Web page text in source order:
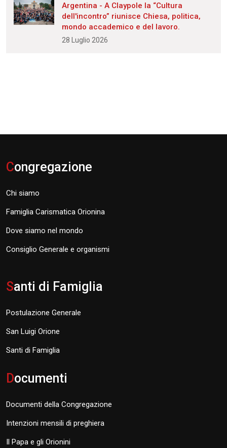
Argentina - A Claypole la “Cultura
dell'incontro” riunisce Chiesa, politica,
mondo accademico e del lavoro.
28 Luglio 2026
Congregazione
Chi siamo
Famiglia Carismatica Orionina
Dove siamo nel mondo
Consiglio Generale e organismi
Santi di Famiglia
Postulazione Generale
San Luigi Orione
Santi di Famiglia
Documenti
Documenti della Congregazione
Intenzioni mensili di preghiera
Il Papa e gli Orionini